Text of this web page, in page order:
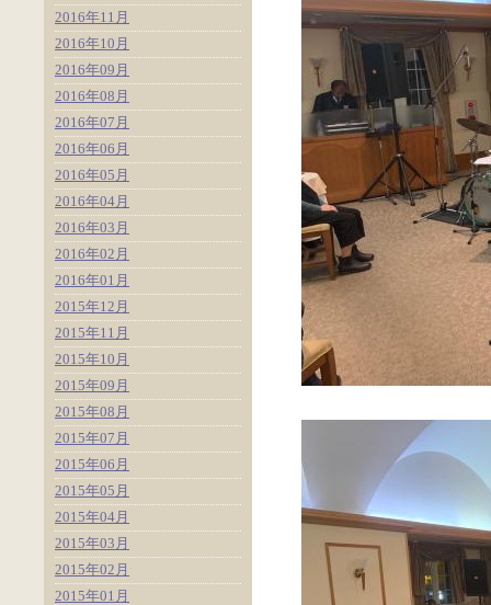
2016年11月
2016年10月
2016年09月
2016年08月
2016年07月
2016年06月
2016年05月
2016年04月
2016年03月
2016年02月
2016年01月
2015年12月
2015年11月
2015年10月
2015年09月
2015年08月
2015年07月
2015年06月
2015年05月
2015年04月
2015年03月
2015年02月
2015年01月